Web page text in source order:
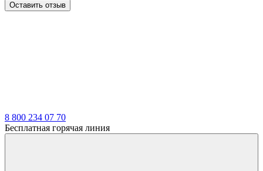
Оставить отзыв
8 800 234 07 70
Бесплатная горячая линия